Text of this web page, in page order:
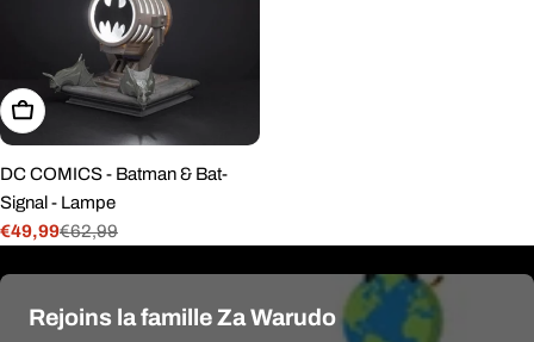
Ajouter Au Panier
DC COMICS - Batman & Bat-
Signal - Lampe
Prix
de
vente
€49,99
Prix
régulier
€62,99
Rejoins la famille Za Warudo